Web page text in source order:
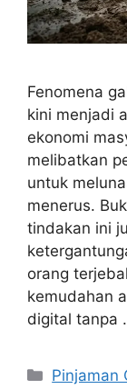
Fenomena
kini menjadi
ekonomi
melibatkan
untuk
menerus.
tindakan ini
orang
kemudahan
digital tanpa
Kategori
Pinjaman